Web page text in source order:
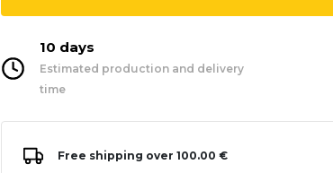
10 days
Estimated production and delivery
time
Free shipping over 100.00 €